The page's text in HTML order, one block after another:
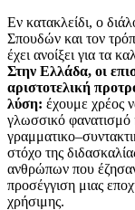
Εν κατακλείδι, ο
Σπουδών και τον
έχει ανοίξει για τα
Στην Ελλάδα, οι
αριστοτελική
λύση: έχουμε χρέος
γλωσσικό φανατισμό
στόχο της
ανθρώπων που
προσέγγιση μιας
χρήσιμης.